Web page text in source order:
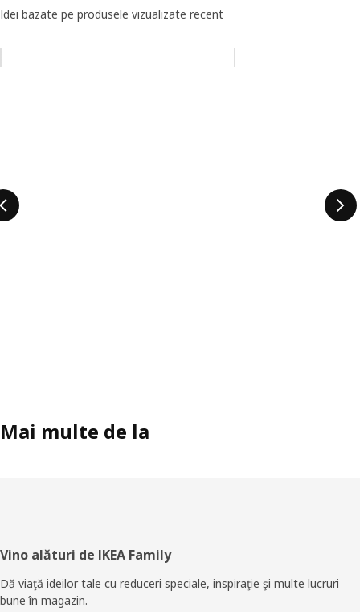
Idei bazate pe produsele vizualizate recent
Mai multe de la
Subsol
Vino alături de IKEA Family
Dă viaţă ideilor tale cu reduceri speciale, inspiraţie şi multe lucruri
bune în magazin.